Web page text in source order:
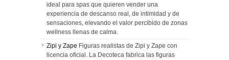
ideal para spas que quieren vender una
experiencia de descanso real, de intimidad y de
sensaciones, elevando el valor percibido de zonas
wellness llenas de calma.
Zipi y Zape Figuras realistas de Zipi y Zape con
licencia oficial. La Decoteca fabrica las figuras